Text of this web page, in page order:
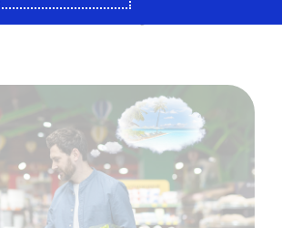
kartlar üçün